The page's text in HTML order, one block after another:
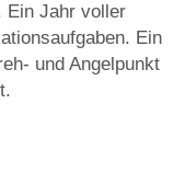
Ein Jahr voller
Ein
und Angelpunkt